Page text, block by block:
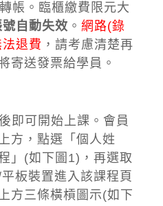
帳。臨櫃繳費限元大
自動失效 。 網路(錄
退費 ，請考慮清楚再
寄送發票給學員。
即可開始上課。會員
方，點選「個人姓
」(如下圖1)，再選取
板裝置進入該課程頁
方三條橫槓圖示(如下